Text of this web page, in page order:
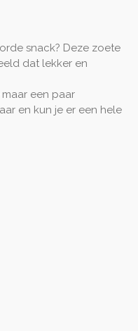
snack? Deze zoete
dat lekker en
een paar
en kun je er een hele